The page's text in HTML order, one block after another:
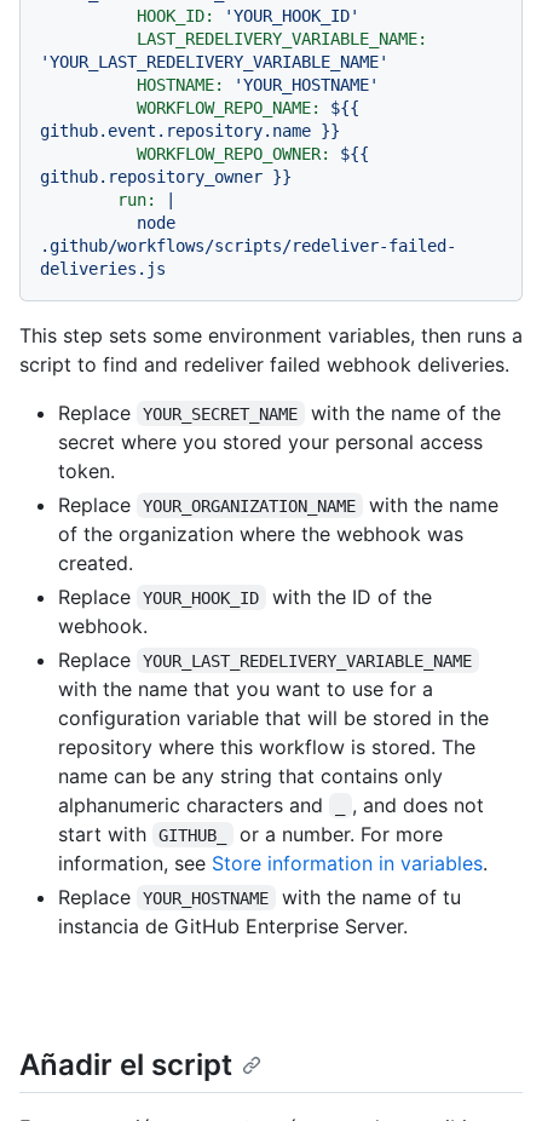
HOOK_ID:
'YOUR_HOOK_ID'
LAST_REDELIVERY_VARIABLE_NAME:
'YOUR_LAST_REDELIVERY_VARIABLE_NAME'
HOSTNAME:
'YOUR_HOSTNAME'
WORKFLOW_REPO_NAME:
${{
github.event.repository.name }}
WORKFLOW_REPO_OWNER:
${{
github.repository_owner }}
run:
|
node
.github/workflows/scripts/redeliver-failed-
deliveries.js
This step sets some environment variables, then runs a
script to find and redeliver failed webhook deliveries.
Replace
YOUR_SECRET_NAME
with the name of the
secret where you stored your personal access
token.
Replace
YOUR_ORGANIZATION_NAME
with the name
of the organization where the webhook was
created.
Replace
YOUR_HOOK_ID
with the ID of the
webhook.
Replace
YOUR_LAST_REDELIVERY_VARIABLE_NAME
with the name that you want to use for a
configuration variable that will be stored in the
repository where this workflow is stored. The
name can be any string that contains only
alphanumeric characters and
, and does not
start with
GITHUB_
or a number. For more
information, see Store information in variables.
Replace
YOUR_HOSTNAME
with the name of tu
instancia de GitHub Enterprise Server.
Añadir el script